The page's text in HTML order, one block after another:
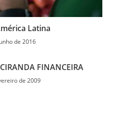
Latina
de 2016
FINANCEIRA
de 2009